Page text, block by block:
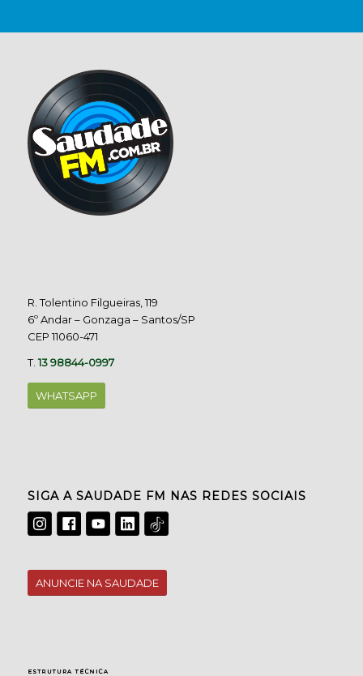
R. Tolentino Filgueiras, 119
6º Andar – Gonzaga – Santos/SP
CEP 11060-471
T.13 98844-0997
WHATSAPP
SIGA A SAUDADE FM NAS REDES SOCIAIS
ANUNCIE NA SAUDADE